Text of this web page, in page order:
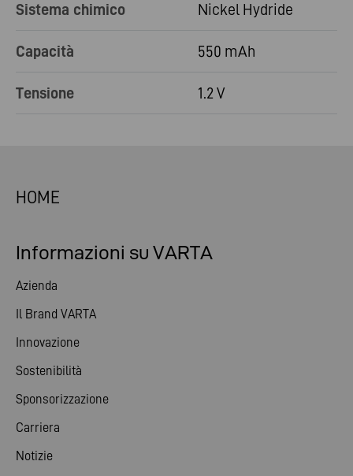
Sistema chimico Nickel Hydride
Capacità 550 mAh
Tensione 1.2 V
HOME
Informazioni su VARTA
Azienda
Il Brand VARTA
Innovazione
Sostenibilità
Sponsorizzazione
Carriera
Notizie